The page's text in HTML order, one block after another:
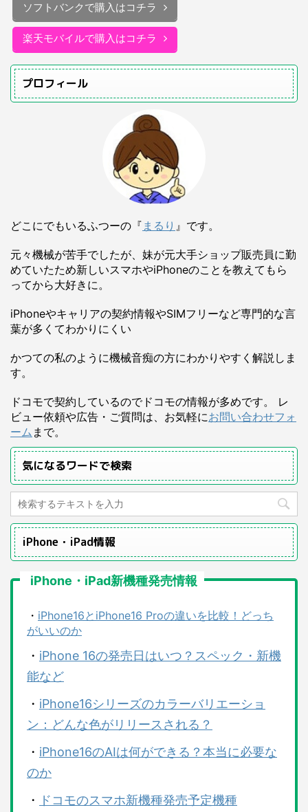
ソフトバンクで購入はコチラ
楽天モバイルで購入はコチラ
プロフィール
どこにでもいるふつーの『 まるり 』です。
元々機械が苦手でしたが、妹が元大手ショップ販売員に勤
めていたため新しいスマホやiPhoneのことを教えてもら
ってから大好きに。
iPhoneやキャリアの契約情報やSIMフリーなど専門的な言
葉が多くてわかりにくい
かつての私のように機械音痴の方にわかりやすく解説しま
す。
ドコモで契約しているのでドコモの情報が多めです。 レ
ビュー依頼や広告・ご質問は、お気軽にお問い合わせフォ
ーム まで。
気になるワードで検索
iPhone・iPad情報
iPhone・iPad新機種発売情報
・ iPhone16とiPhone16 Proの違いを比較！どっち
がいいのか
・ iPhone 16の発売日はいつ？スペック・新機
能など
・ iPhone16シリーズのカラーバリエーショ
ン：どんな色がリリースされる？
・ iPhone16のAIは何ができる？本当に必要な
のか
・
ドコモのスマホ新機種発売予定機種